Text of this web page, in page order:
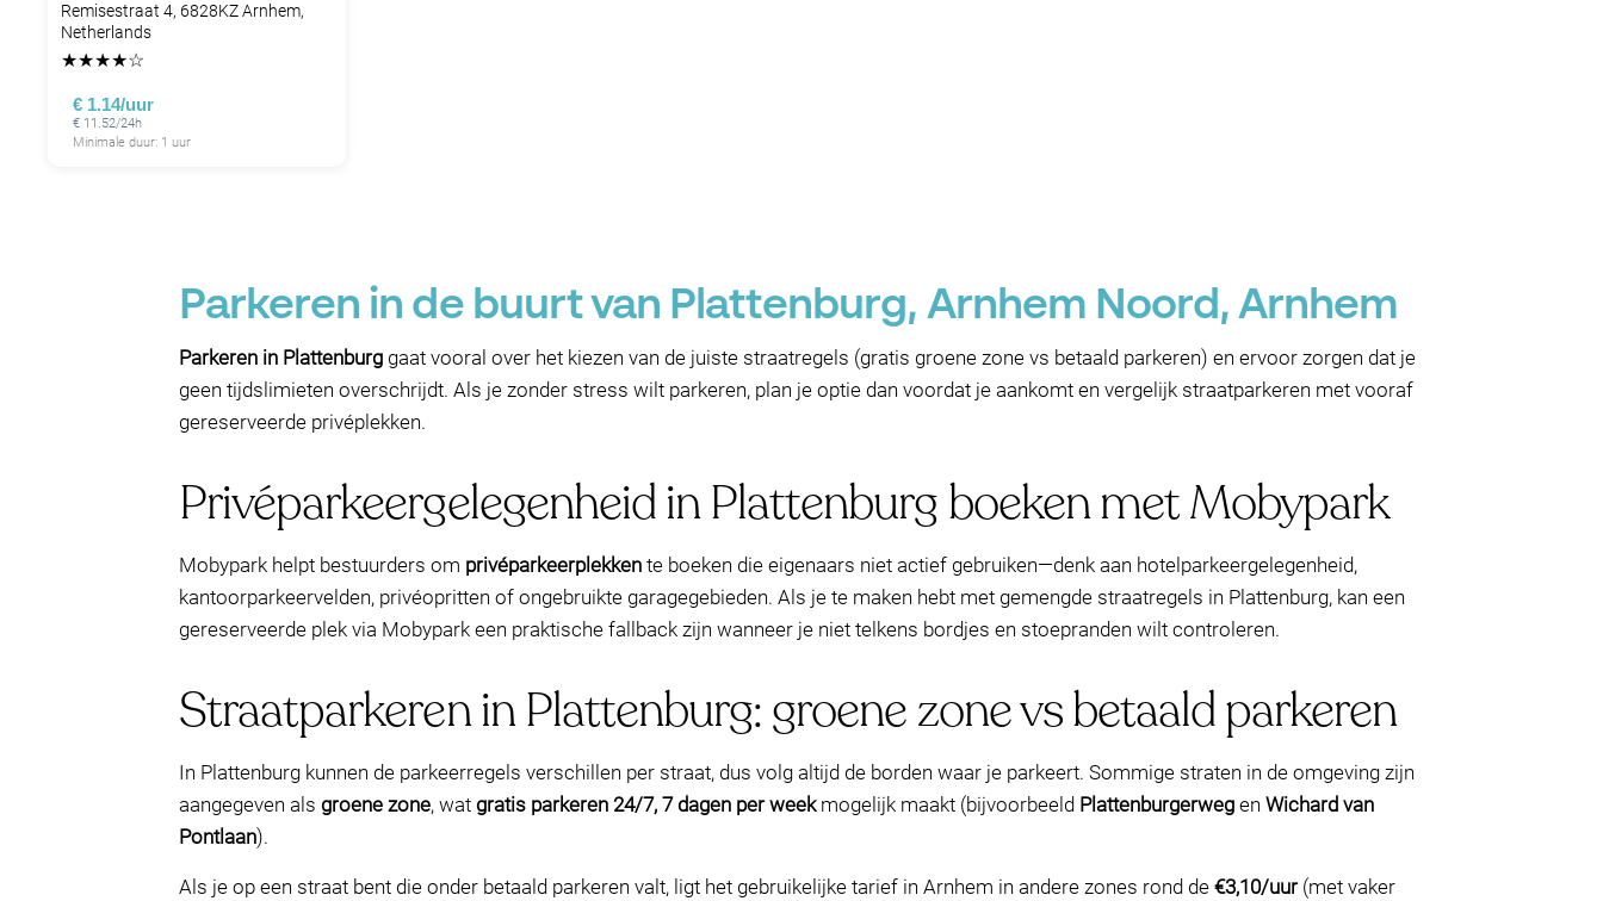
Remisestraat 4, 6828KZ Arnhem,
Netherlands
★★★★☆
€ 1.14/uur
€ 11.52/24h
Minimale duur: 1 uur
Parkeren in de buurt van Plattenburg, Arnhem Noord, Arnhem
Parkeren in Plattenburg gaat vooral over het kiezen van de juiste straatregels (gratis groene zone vs betaald parkeren) en ervoor zorgen dat je
geen tijdslimieten overschrijdt. Als je zonder stress wilt parkeren, plan je optie dan voordat je aankomt en vergelijk straatparkeren met vooraf
gereserveerde privéplekken.
Privéparkeergelegenheid in Plattenburg boeken met Mobypark
Mobypark helpt bestuurders om privéparkeerplekken te boeken die eigenaars niet actief gebruiken—denk aan hotelparkeergelegenheid,
kantoorparkeervelden, privéopritten of ongebruikte garagegebieden. Als je te maken hebt met gemengde straatregels in Plattenburg, kan een
gereserveerde plek via Mobypark een praktische fallback zijn wanneer je niet telkens bordjes en stoepranden wilt controleren.
Straatparkeren in Plattenburg: groene zone vs betaald parkeren
In Plattenburg kunnen de parkeerregels verschillen per straat, dus volg altijd de borden waar je parkeert. Sommige straten in de omgeving zijn
aangegeven als groene zone, wat gratis parkeren 24/7, 7 dagen per weekmogelijk maakt (bijvoorbeeld Plattenburgerweg en Wichard van
Pontlaan).
Als je op een straat bent die onder betaald parkeren valt, ligt het gebruikelijke tarief in Arnhem in andere zones rond de €3,10/uur(met vaker